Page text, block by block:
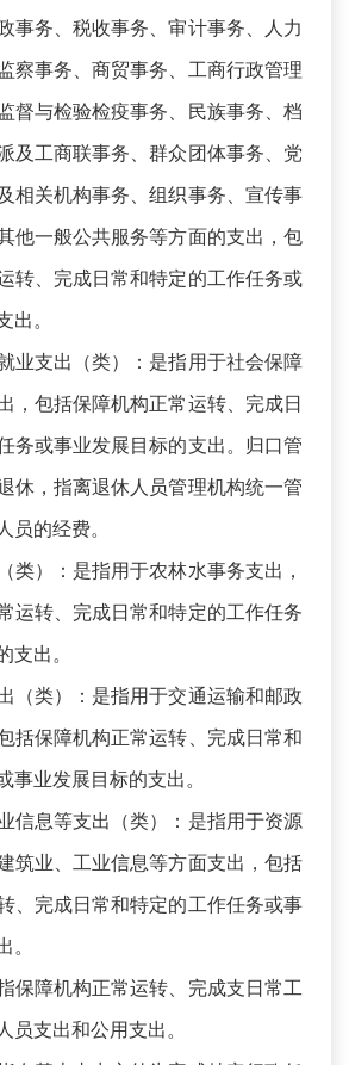
事务、税收事务、审计事务、人力
察事务、商贸事务、工商行政管理
督与检验检疫事务、民族事务、档
及工商联事务、群众团体事务、党
相关机构事务、组织事务、宣传事
他一般公共服务等方面的支出，包
转、完成日常和特定的工作任务或
出。
支出（类）：是指用于社会保障
，包括保障机构正常运转、完成日
务或事业发展目标的支出。归口管
休，指离退休人员管理机构统一管
员的经费。
）：是指用于农林水事务支出，
运转、完成日常和特定的工作任务
支出。
类）：是指用于交通运输和邮政
括保障机构正常运转、完成日常和
事业发展目标的支出。
息等支出（类）：是指用于资源
筑业、工业信息等方面支出，包括
、完成日常和特定的工作任务或事
障机构正常运转、完成支日常工
员支出和公用支出。